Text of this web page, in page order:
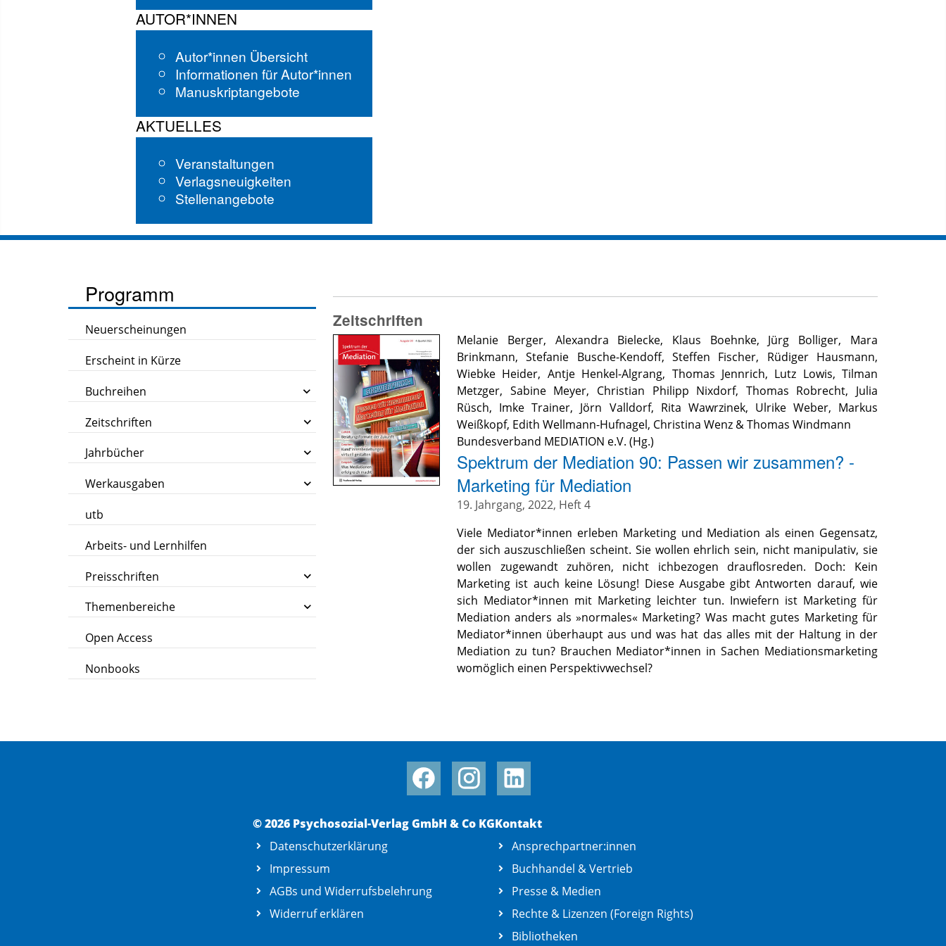
AUTOR*INNEN
Autor*innen Übersicht
Informationen für Autor*innen
Manuskriptangebote
AKTUELLES
Veranstaltungen
Verlagsneuigkeiten
Stellenangebote
Programm
Neuerscheinungen
Erscheint in Kürze
Buchreihen
Zeitschriften
Jahrbücher
Werkausgaben
utb
Arbeits- und Lernhilfen
Preisschriften
Themenbereiche
Open Access
Nonbooks
Zeitschriften
Melanie Berger, Alexandra Bielecke, Klaus Boehnke, Jürg Bolliger, Mara
Brinkmann,Stefanie Busche-Kendoff,Steffen Fischer, Rüdiger Hausmann,
Wiebke Heider, Antje Henkel-Algrang, Thomas Jennrich, Lutz Lowis, Tilman
Metzger, Sabine Meyer, Christian Philipp Nixdorf, Thomas Robrecht, Julia
Rüsch, Imke Trainer, Jörn Valldorf, Rita Wawrzinek, Ulrike Weber, Markus
Weißkopf, Edith Wellmann-Hufnagel, Christina Wenz &Thomas Windmann
Bundesverband MEDIATION e.V. (Hg.)
Spektrum der Mediation 90: Passen wir zusammen? -
Marketing für Mediation
19. Jahrgang, 2022, Heft 4
Viele Mediator*innen erleben Marketing und Mediation als einen Gegensatz,
der sich auszuschließen scheint. Sie wollen ehrlich sein, nicht manipulativ, sie
wollen zugewandt zuhören, nicht ichbezogen drauflosreden. Doch: Kein
Marketing ist auch keine Lösung! Diese Ausgabe gibt Antworten darauf, wie
sich Mediator*innen mit Marketing leichter tun. Inwiefern ist Marketing für
Mediation anders als »normales« Marketing? Was macht gutes Marketing für
Mediator*innen überhaupt aus und was hat das alles mit der Haltung in der
Mediation zu tun? Brauchen Mediator*innen in Sachen Mediationsmarketing
womöglich einen Perspektivwechsel?
© 2026 Psychosozial-Verlag GmbH & Co KG
Datenschutzerklärung
Impressum
AGBs und Widerrufsbelehrung
Widerruf erklären
Kontakt
Ansprechpartner:innen
Buchhandel & Vertrieb
Presse & Medien
Rechte & Lizenzen (Foreign Rights)
Bibliotheken